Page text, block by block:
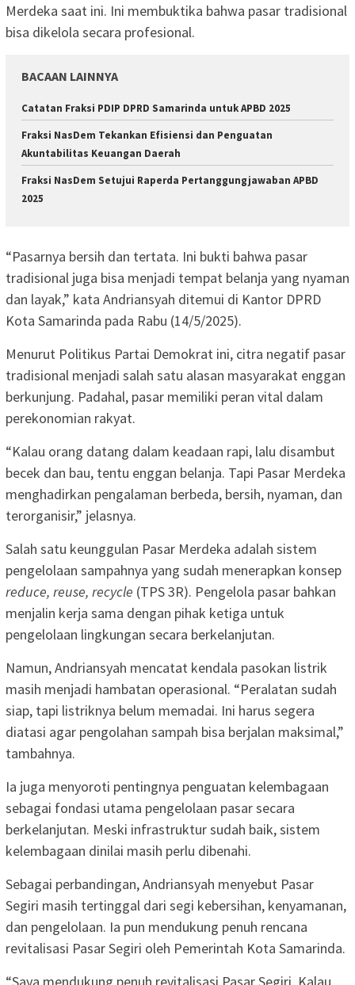
Merdeka saat ini. Ini membuktika bahwa pasar tradisional
bisa dikelola secara profesional.
BACAAN LAINNYA
Catatan Fraksi PDIP DPRD Samarinda untuk APBD 2025
Fraksi NasDem Tekankan Efisiensi dan Penguatan
Akuntabilitas Keuangan Daerah
Fraksi NasDem Setujui Raperda Pertanggungjawaban APBD
2025
“Pasarnya bersih dan tertata. Ini bukti bahwa pasar
tradisional juga bisa menjadi tempat belanja yang nyaman
dan layak,” kata Andriansyah ditemui di Kantor DPRD
Kota Samarinda pada Rabu (14/5/2025).
Menurut Politikus Partai Demokrat ini, citra negatif pasar
tradisional menjadi salah satu alasan masyarakat enggan
berkunjung. Padahal, pasar memiliki peran vital dalam
perekonomian rakyat.
“Kalau orang datang dalam keadaan rapi, lalu disambut
becek dan bau, tentu enggan belanja. Tapi Pasar Merdeka
menghadirkan pengalaman berbeda, bersih, nyaman, dan
terorganisir,” jelasnya.
Salah satu keunggulan Pasar Merdeka adalah sistem
pengelolaan sampahnya yang sudah menerapkan konsep
reduce, reuse, recycle (TPS 3R). Pengelola pasar bahkan
menjalin kerja sama dengan pihak ketiga untuk
pengelolaan lingkungan secara berkelanjutan.
Namun, Andriansyah mencatat kendala pasokan listrik
masih menjadi hambatan operasional. “Peralatan sudah
siap, tapi listriknya belum memadai. Ini harus segera
diatasi agar pengolahan sampah bisa berjalan maksimal,”
tambahnya.
Ia juga menyoroti pentingnya penguatan kelembagaan
sebagai fondasi utama pengelolaan pasar secara
berkelanjutan. Meski infrastruktur sudah baik, sistem
kelembagaan dinilai masih perlu dibenahi.
Sebagai perbandingan, Andriansyah menyebut Pasar
Segiri masih tertinggal dari segi kebersihan, kenyamanan,
dan pengelolaan. Ia pun mendukung penuh rencana
revitalisasi Pasar Segiri oleh Pemerintah Kota Samarinda.